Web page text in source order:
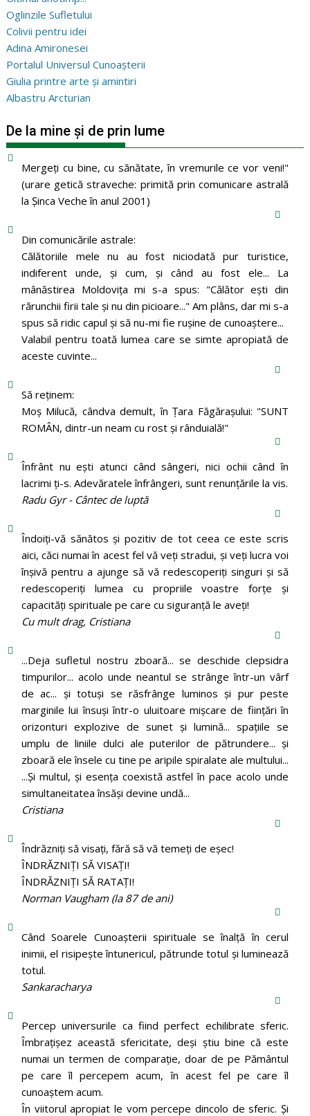
Oglinzile Sufletului
Colivii pentru idei
Adina Amironesei
Portalul Universul Cunoașterii
Giulia printre arte și amintiri
Albastru Arcturian
De la mine și de prin lume
Mergeţi cu bine, cu sănătate, în vremurile ce vor veni!"
(urare getică straveche: primită prin comunicare astrală
la Şinca Veche în anul 2001)
Din comunicările astrale:
Călătoriile mele nu au fost niciodată pur turistice,
indiferent unde, și cum, și când au fost ele... La
mânăstirea Moldoviţa mi s-a spus: "Călător eşti din
rărunchii firii tale şi nu din picioare..." Am plâns, dar mi s-a
spus să ridic capul şi să nu-mi fie ruşine de cunoaştere...
Valabil pentru toată lumea care se simte apropiată de
aceste cuvinte...
Să reținem:
Moș Milucă, cândva demult, în Ţara Făgăraşului: "SUNT
ROMÂN, dintr-un neam cu rost şi rânduială!"
Înfrânt nu ești atunci când sângeri, nici ochii când în
lacrimi ți-s. Adevăratele înfrângeri, sunt renunțările la vis.
Radu Gyr - Cântec de luptă
Îndoiți-vă sănătos și pozitiv de tot ceea ce este scris
aici, căci numai în acest fel vă veți stradui, și veți lucra voi
înșivă pentru a ajunge să vă redescoperiți singuri și să
redescoperiți lumea cu propriile voastre forțe și
capacități spirituale pe care cu siguranță le aveți!
Cu mult drag, Cristiana
...Deja sufletul nostru zboară... se deschide clepsidra
timpurilor... acolo unde neantul se strânge într-un vârf
de ac... și totuși se răsfrânge luminos și pur peste
marginile lui însuși într-o uluitoare mișcare de ființări în
orizonturi explozive de sunet și lumină... spațiile se
umplu de liniile dulci ale puterilor de pătrundere... și
zboară ele însele cu tine pe aripile spiralate ale multului...
...Și multul, și esența coexistă astfel în pace acolo unde
simultaneitatea însăși devine undă...
Cristiana
Îndrăzniţi să visaţi, fără să vă temeţi de eşec!
ÎNDRĂZNIȚI SĂ VISAȚI!
ÎNDRĂZNIȚI SĂ RATAȚI!
Norman Vaugham (la 87 de ani)
Când Soarele Cunoaşterii spirituale se înalţă în cerul
inimii, el risipeşte întunericul, pătrunde totul şi luminează
totul.
Sankaracharya
Percep universurile ca fiind perfect echilibrate sferic.
Îmbrațișez această sfericitate, deși știu bine că este
numai un termen de comparație, doar de pe Pământul
pe care îl percepem acum, în acest fel pe care îl
cunoaștem acum.
În viitorul apropiat le vom percepe dincolo de sferic. Și